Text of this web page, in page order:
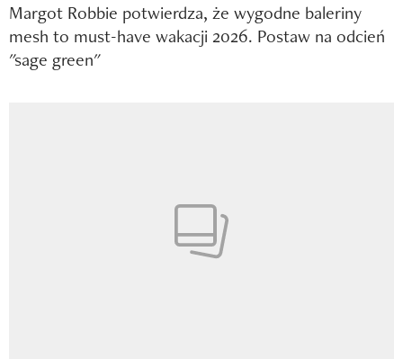
Margot Robbie potwierdza, że wygodne baleriny
mesh to must-have wakacji 2026. Postaw na odcień
"sage green"